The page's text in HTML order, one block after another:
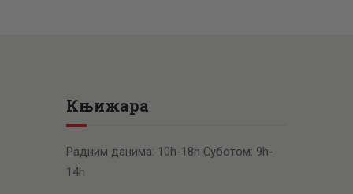
Књижара
Радним данима: 10h-18h Суботом: 9h-
14h